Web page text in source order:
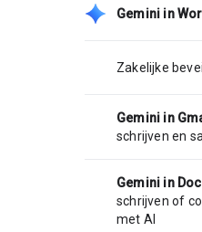
Gemini in
Zakelijke
Gemini in
schrijven en
Gemini in
schrijven of
met AI